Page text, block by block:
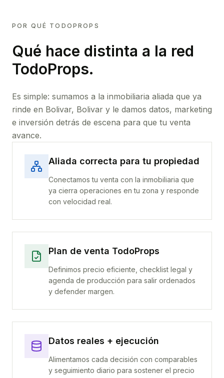
POR QUÉ TODOPROPS
Qué hace distinta a la red
TodoProps.
Es simple: sumamos a la inmobiliaria aliada que ya
rinde en Bolivar, Bolivar y le damos datos, marketing
e inversión detrás de escena para que tu venta
avance.
Aliada correcta para tu propiedad
Conectamos tu venta con la inmobiliaria que
ya cierra operaciones en tu zona y responde
con velocidad real.
Plan de venta TodoProps
Definimos precio eficiente, checklist legal y
agenda de producción para salir ordenados
y defender margen.
Datos reales + ejecución
Alimentamos cada decisión con comparables
y seguimiento diario para sostener el precio